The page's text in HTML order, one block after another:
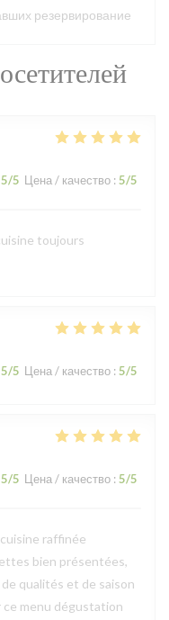
5/5 Цена / качество : 5/5
toujours
5/5 Цена / качество : 5/5
5/5 Цена / качество : 5/5
raffinée
bien présentées,
qualités et de saison
menu dégustation
резервирование